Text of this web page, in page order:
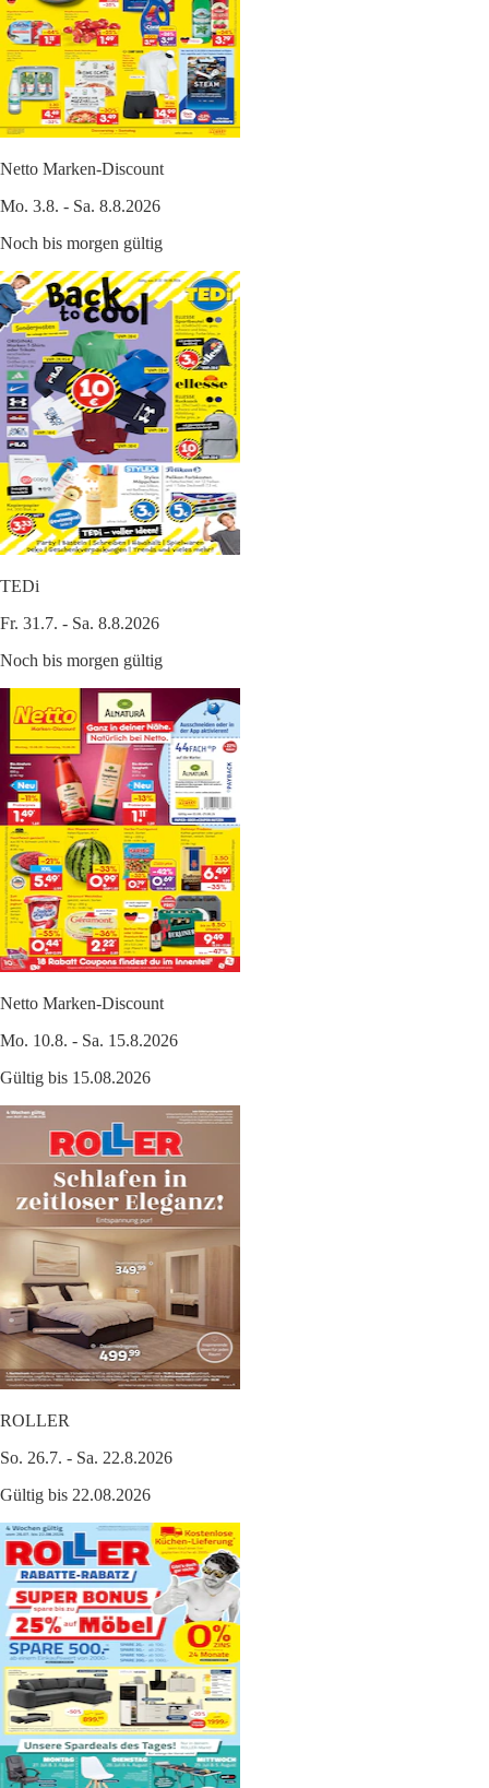
Netto Marken-Discount
Mo. 3.8. - Sa. 8.8.2026
Noch bis morgen gültig
TEDi
Fr. 31.7. - Sa. 8.8.2026
Noch bis morgen gültig
Netto Marken-Discount
Mo. 10.8. - Sa. 15.8.2026
Gültig bis 15.08.2026
ROLLER
So. 26.7. - Sa. 22.8.2026
Gültig bis 22.08.2026